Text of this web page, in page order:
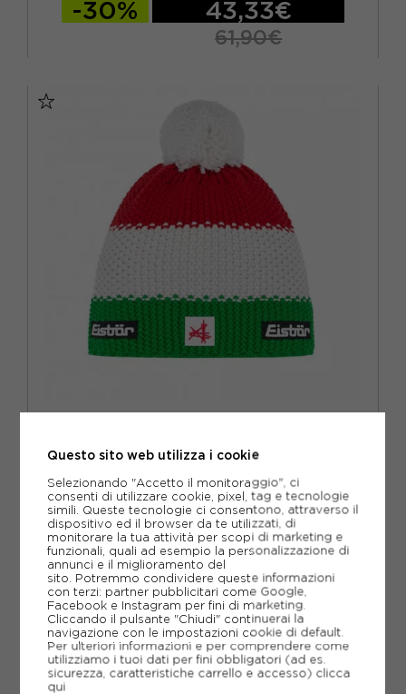
-30% 43,33€
61,90€
EISBAR
TU
-30% 38,47€
54,95€
Questo sito web utilizza i cookie
Selezionando "Accetto il monitoraggio", ci
consenti di utilizzare cookie, pixel, tag e tecnologie
simili. Queste tecnologie ci consentono, attraverso il
dispositivo ed il browser da te utilizzati, di
monitorare la tua attività per scopi di marketing e
funzionali, quali ad esempio la personalizzazione di
annunci e il miglioramento del
sito. Potremmo condividere queste informazioni
con terzi: partner pubblicitari come Google,
Facebook e Instagram per fini di marketing.
Cliccando il pulsante "Chiudi" continuerai la
navigazione con le impostazioni cookie di default.
Per ulteriori informazioni e per comprendere come
utilizziamo i tuoi dati per fini obbligatori (ad es.
sicurezza, caratteristiche carrello e accesso) clicca
qui